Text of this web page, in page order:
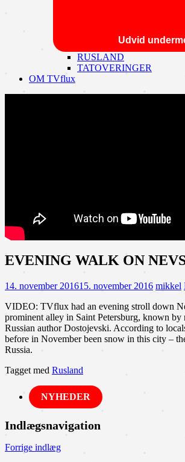
Udvid
RUSLAND
TATOVERINGER
OM TVflux
EVENING WALK ON
14. november 201615. november 2016 mikkel
VIDEO: TVflux had an evening stroll down
prominent alley in Saint Petersburg, known by
Russian author Dostojevski. According to
before in November been snow in this city –
Russia.
Tagget med Rusland
NYHEDER
Indlægsnavigation
Forrige indlæg